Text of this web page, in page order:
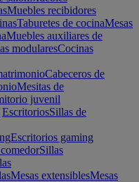
Muebles recibidores
Taburetes de cocinaMesas
Muebles auxiliares de
modularesCocinas
Cabeceros de
Mesitas de
juvenil
EscritoriosSillas de
Escritorios gaming
Sillas
Mesas extensiblesMesas